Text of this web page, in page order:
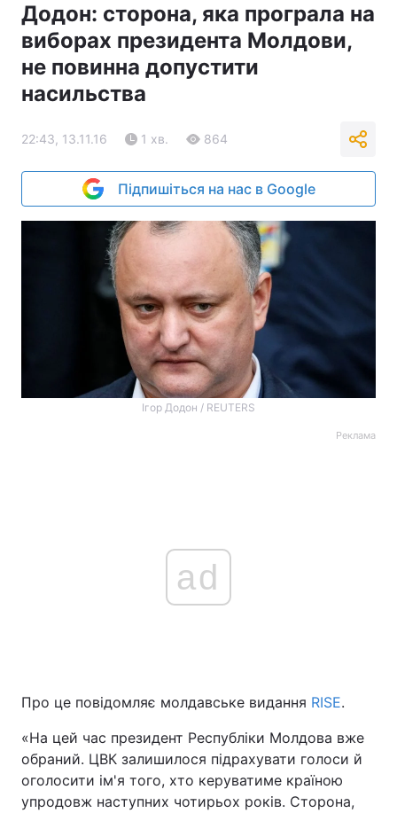
Додон: сторона, яка програла на
виборах президента Молдови,
не повинна допустити
насильства
22:43, 13.11.16 1 хв. 864
Підпишіться на нас в Google
Ігор Додон / REUTERS
Реклама
ad
Про це повідомляє молдавське видання RISE.
«На цей час президент Республіки Молдова вже
обраний. ЦВК залишилося підрахувати голоси й
оголосити ім'я того, хто керуватиме країною
упродовж наступних чотирьох років. Сторона,